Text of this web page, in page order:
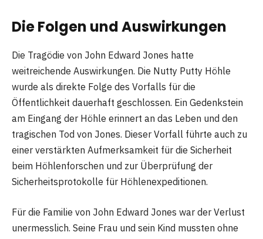
Die Folgen und Auswirkungen
Die Tragödie von John Edward Jones hatte
weitreichende Auswirkungen. Die Nutty Putty Höhle
wurde als direkte Folge des Vorfalls für die
Öffentlichkeit dauerhaft geschlossen. Ein Gedenkstein
am Eingang der Höhle erinnert an das Leben und den
tragischen Tod von Jones. Dieser Vorfall führte auch zu
einer verstärkten Aufmerksamkeit für die Sicherheit
beim Höhlenforschen und zur Überprüfung der
Sicherheitsprotokolle für Höhlenexpeditionen.
Für die Familie von John Edward Jones war der Verlust
unermesslich. Seine Frau und sein Kind mussten ohne